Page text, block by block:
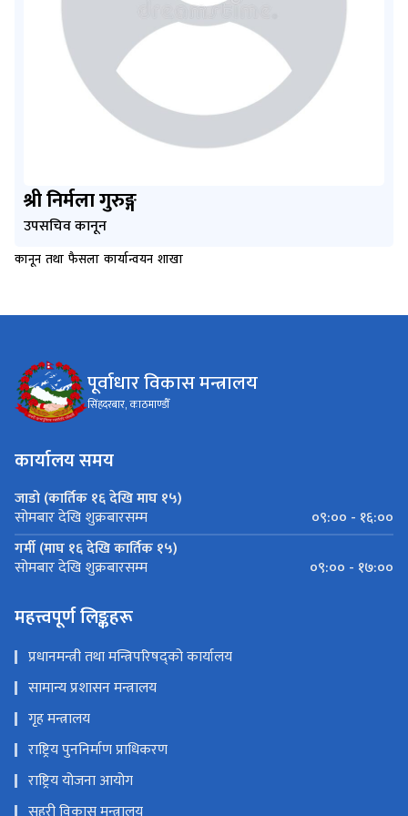
श्री निर्मला गुरुङ्ग
उपसचिव कानून
कानून तथा फैसला कार्यान्वयन शाखा
पूर्वाधार विकास मन्त्रालय
सिंहदरबार, काठमाण्डौँ
कार्यालय समय
जाडो (कार्तिक १६ देखि माघ १५)
सोमबार देखि शुक्रबारसम्म
०९:०० - १६:००
गर्मी (माघ १६ देखि कार्तिक १५)
सोमबार देखि शुक्रबारसम्म ०९:०० - १७:००
महत्त्वपूर्ण लिङ्कहरू
प्रधानमन्त्री तथा मन्त्रिपरिषद्को कार्यालय
सामान्य प्रशासन मन्त्रालय
गृह मन्त्रालय
राष्ट्रिय पुननिर्माण प्राधिकरण
राष्ट्रिय योजना आयोग